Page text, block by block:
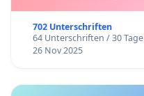
702 Unterschriften
64 Unterschriften / 30 Tage
26 Nov 2025